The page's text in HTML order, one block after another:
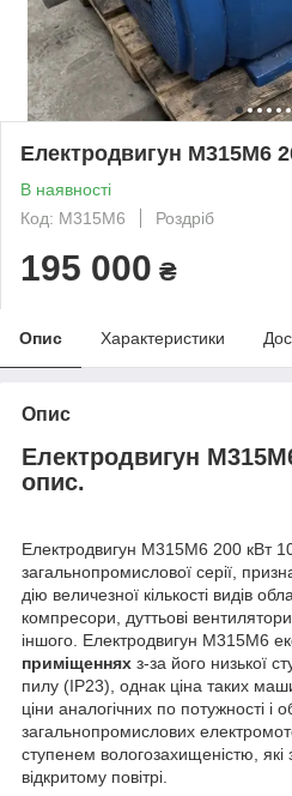
Електродвигун М315М6
В наявності
Код: М315М6
Роздріб
195 000 ₴
Опис Характеристики
Опис
Електродвигун
опис.
Електродвигун М315М6 200 кВт
загальнопромислової серії,
дію величезної кількості видів
компресори, дуттьові
іншого. Електродвигун М315М6
приміщеннях з-за його низької
пилу (IP23), однак ціна таких
ціни аналогічних по потужності і
загальнопромислових
ступенем вологозахищеністю, які
відкритому повітрі.